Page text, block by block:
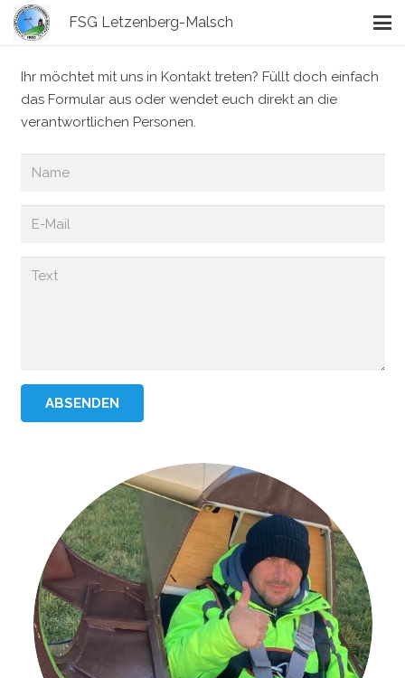
FSG Letzenberg-Malsch
Ihr möchtet mit uns in Kontakt treten? Füllt doch einfach
das Formular aus oder wendet euch direkt an die
verantwortlichen Personen.
ABSENDEN